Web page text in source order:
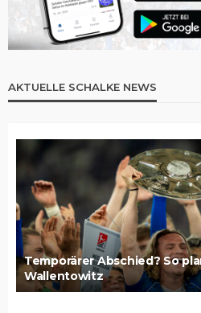
AKTUELLE SCHALKE NEWS
Temporärer Abschied? So
Wallentowitz